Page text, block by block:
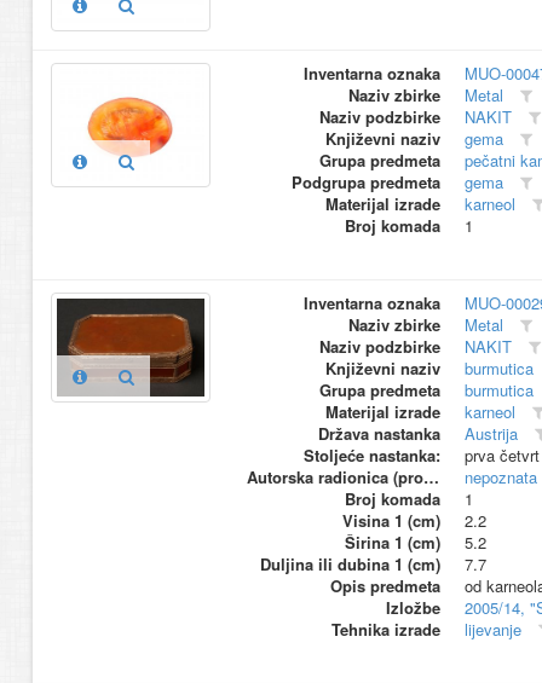
Inventarna oznaka
MUO-
Naziv zbirke
Metal
Naziv podzbirke
NAKIT
Književni naziv
gema
Grupa predmeta
pečatni
Podgrupa predmeta
gema
Materijal izrade
karneol
Broj komada
1
Inventarna oznaka
MUO-
Naziv zbirke
Metal
Naziv podzbirke
NAKIT
Književni naziv
burmutica
Grupa predmeta
burmutica
Materijal izrade
karneol
Država nastanka
Austrija
Stoljeće nastanka:
prva
Autorska radionica (proizvođač)
nepoznata
Broj komada
1
Visina 1 (cm)
2.2
Širina 1 (cm)
5.2
Duljina ili dubina 1 (cm)
7.7
Opis predmeta
od
Izložbe
2005/14,
Tehnika izrade
lijevanje